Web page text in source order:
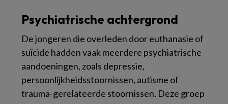
Psychiatrische achtergrond
De jongeren die overleden door euthanasie of
suïcide hadden vaak meerdere psychiatrische
aandoeningen, zoals depressie,
persoonlijkheidsstoornissen, autisme of
trauma-gerelateerde stoornissen. Deze groep